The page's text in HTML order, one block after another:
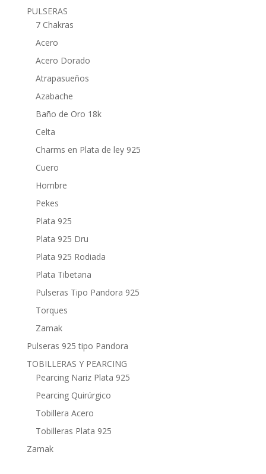
PULSERAS
7 Chakras
Acero
Acero Dorado
Atrapasueños
Azabache
Baño de Oro 18k
Celta
Charms en Plata de ley 925
Cuero
Hombre
Pekes
Plata 925
Plata 925 Dru
Plata 925 Rodiada
Plata Tibetana
Pulseras Tipo Pandora 925
Torques
Zamak
Pulseras 925 tipo Pandora
TOBILLERAS Y PEARCING
Pearcing Nariz Plata 925
Pearcing Quirúrgico
Tobillera Acero
Tobilleras Plata 925
Zamak